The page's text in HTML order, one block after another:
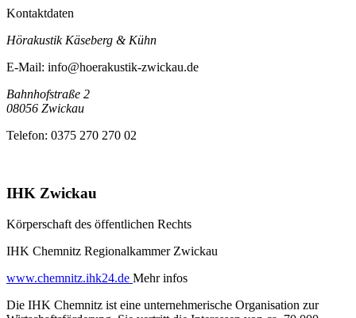
Kontaktdaten
Hörakustik Käseberg & Kühn
E-Mail: info@hoerakustik-zwickau.de
Bahnhofstraße 2
08056 Zwickau
Telefon: 0375 270 270 02
IHK Zwickau
Körperschaft des öffentlichen Rechts
IHK Chemnitz Regionalkammer Zwickau
www.chemnitz.ihk24.de Mehr infos
Die IHK Chemnitz ist eine unternehmerische Organisation zur